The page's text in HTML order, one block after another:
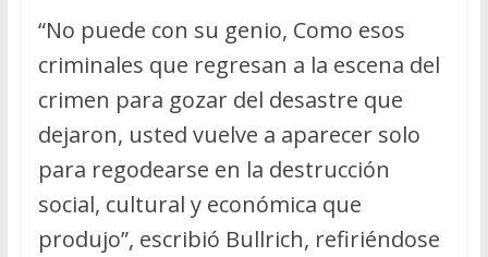
“No puede con su genio, Como esos
criminales que regresan a la escena del
crimen para gozar del desastre que
dejaron, usted vuelve a aparecer solo
para regodearse en la destrucción
social, cultural y económica que
produjo”, escribió Bullrich, refiriéndose